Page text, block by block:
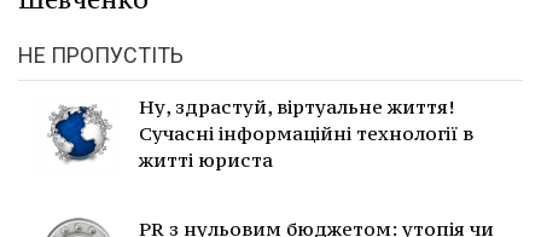
НЕ ПРОПУСТІТЬ
Ну, здрастуй, віртуальне життя!
Сучасні інформаційні технології в
житті юриста
PR з нульовим бюджетом: утопія чи